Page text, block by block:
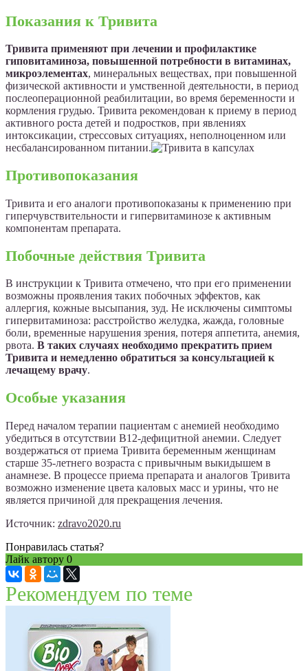
Показания к Тривита
Тривита применяют при лечении и профилактике
гиповитаминоза, повышенной потребности в витаминах,
микроэлементах, минеральных веществах, при повышенной
физической активности и умственной деятельности, в период
послеоперационной реабилитации, во время беременности и
кормления грудью. Тривита рекомендован к приему в период
активного роста детей и подростков, при явлениях
интоксикации, стрессовых ситуациях, неполноценном или
несбалансированном питании.
Противопоказания
Тривита и его аналоги противопоказаны к применению при
гиперчувствительности и гипервитаминозе к активным
компонентам препарата.
Побочные действия Тривита
В инструкции к Тривита отмечено, что при его применении
возможны проявления таких побочных эффектов, как
аллергия, кожные высыпания, зуд. Не исключены симптомы
гипервитаминоза: расстройство желудка, жажда, головные
боли, временные нарушения зрения, потеря аппетита, анемия,
рвота. В таких случаях необходимо прекратить прием
Тривита и немедленно обратиться за консультацией к
лечащему врачу.
Особые указания
Перед началом терапии пациентам с анемией необходимо
убедиться в отсутствии B12-дефицитной анемии. Следует
воздержаться от приема Тривита беременным женщинам
старше 35-летнего возраста с привычным выкидышем в
анамнезе. В процессе приема препарата и аналогов Тривита
возможно изменение цвета каловых масс и урины, что не
является причиной для прекращения лечения.
Источник: zdravo2020.ru
Понравилась статья?
Лайк автору 0
Рекомендуем по теме